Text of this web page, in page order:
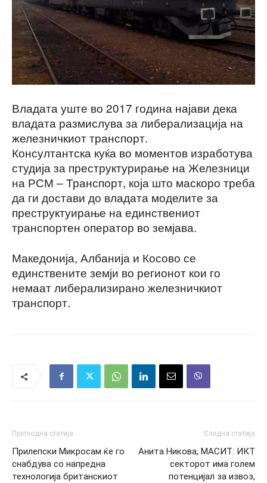
Владата уште во 2017 година најави дека
владата размислува за либерализација на
железничкиот транспорт.
Консултантска куќа во моментов изработува
студија за преструктурирање на Железници
на РСМ – Транспорт, која што маскоро треба
да ги достави до владата моделите за
преструктуирање на единствениот
транспортен оператор во земјава.
Македонија, Албанија и Косово се
единствените земји во регионот кои го
немаат либерализирано железничкиот
транспорт.
Претходна статија
Прилепски Микросам ќе го
снабдува со напредна
технологија британскиот
Следна статија
Анита Никова, МАСИТ: ИКТ
секторот има голем
потенцијал за извоз,